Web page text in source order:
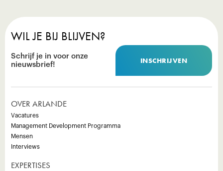
WIL JE BIJ BLIJVEN?
Schrijf je in voor onze
nieuwsbrief!
INSCHRIJVEN
OVER ARLANDE
Vacatures
Management Development Programma
Mensen
Interviews
EXPERTISES